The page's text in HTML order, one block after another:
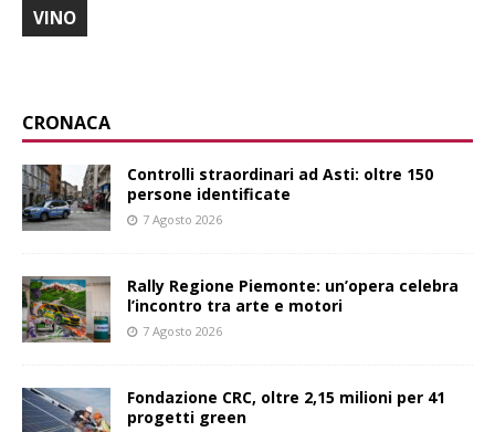
VINO
CRONACA
Controlli straordinari ad Asti: oltre 150
persone identificate
7 Agosto 2026
Rally Regione Piemonte: un’opera celebra
l’incontro tra arte e motori
7 Agosto 2026
Fondazione CRC, oltre 2,15 milioni per 41
progetti green